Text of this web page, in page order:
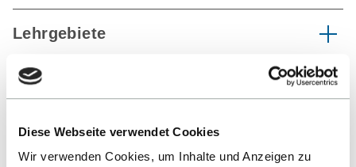
Diese Webseite verwendet Cookies
Wir verwenden Cookies, um Inhalte und Anzeigen zu
Lehrgebiete